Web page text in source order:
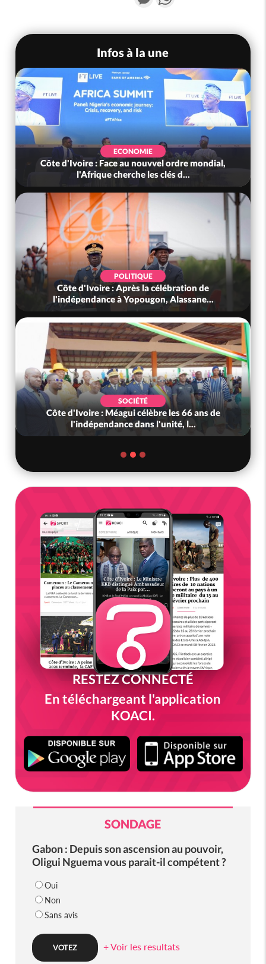
Infos à la une
ECONOMIE
Côte d'Ivoire : Face au nouvvel ordre mondial,
l'Afrique cherche les clés d...
POLITIQUE
Côte d'Ivoire : Après la célébration de
l'indépendance à Yopougon, Alassane...
SOCIÉTÉ
Côte d'Ivoire : Méagui célèbre les 66 ans de
l'indépendance dans l'unité, l...
RESTEZ CONNECTÉ
En téléchargeant l'application
KOACI.
SONDAGE
Gabon : Depuis son ascension au pouvoir,
Oligui Nguema vous parait-il compétent ?
Oui
Non
Sans avis
+ Voir les resultats